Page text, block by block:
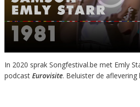
In 2020 sprak Songfestival.be met Emly
podcast Eurovisite. Beluister de aflevering